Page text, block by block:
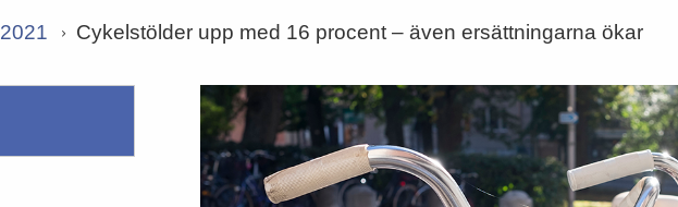
2021 Cykelstölder upp med 16 procent – även ersättningarna ökar